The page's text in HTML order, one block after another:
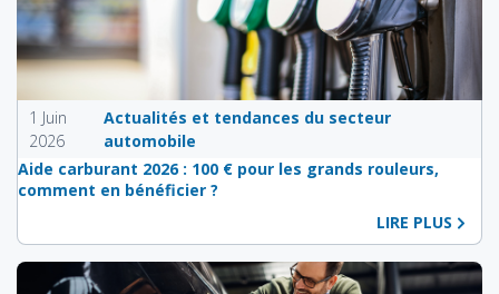
1 Juin
2026
Actualités et tendances du secteur
automobile
Aide carburant 2026 : 100 € pour les grands rouleurs,
comment en bénéficier ?
LIRE PLUS